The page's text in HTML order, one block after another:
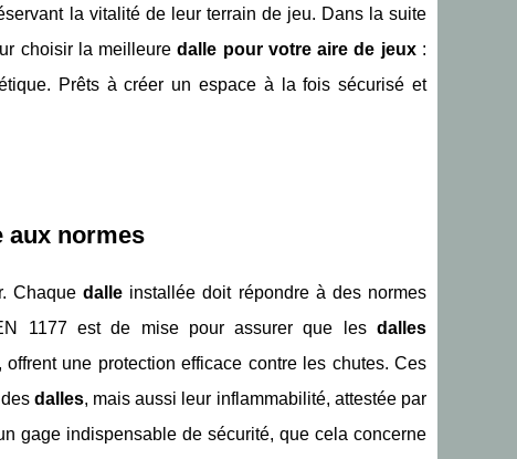
la vitalité de leur terrain de jeu. Dans la suite
choisir la meilleuredalle pour votre aire de jeux:
Prêts à créer un espace à la fois sécurisé et
aux normes
Chaquedalle installée doit répondre à des normes
1177 est de mise pour assurer que les dalles
offrent une protection efficace contre les chutes. Ces
dalles, mais aussi leur inflammabilité, attestée par
gage indispensable de sécurité, que cela concerne